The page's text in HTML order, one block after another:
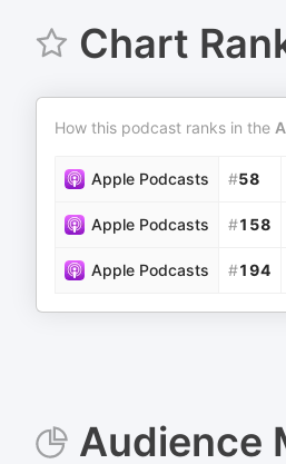
Chart
How this podcast ranks in the
Apple Podcasts #58
Apple Podcasts #158
Apple Podcasts #194
Audience